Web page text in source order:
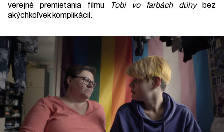
verejné premietania filmu
Tobi vo farbách dúhybez
akýchkoľvek komplikácií.